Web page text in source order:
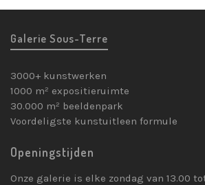
Galerie Sous-Terre
3000+ kunstwerken
1000 m² expositieruimte
30.000 m² beeldenpark
Voordeligste kunstuitleen formule
Openingstijden
Onze galerie is elke zondag van 13.00